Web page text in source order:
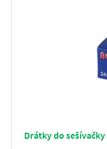
Drátky do sešívačky